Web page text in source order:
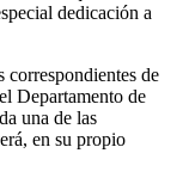
dedicación a
correspondientes de
Departamento de
una de las
en su propio